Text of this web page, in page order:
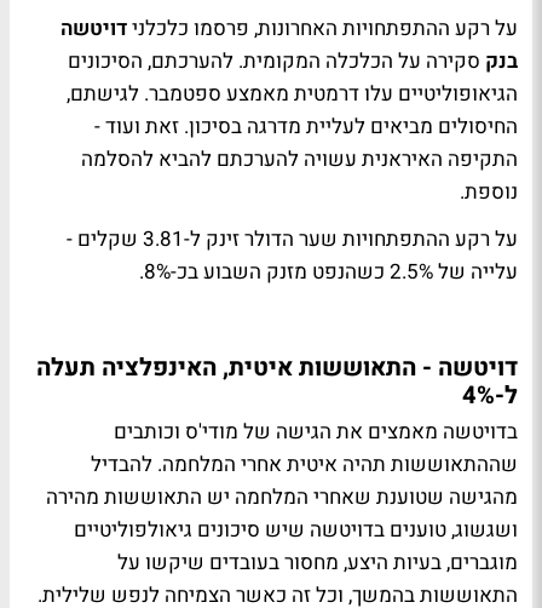
על רקע ההתפתחויות האחרונות, פרסמו כלכלנידויטשה
בנק סקירה על הכלכלה המקומית. להערכתם, הסיכונים
הגיאופוליטיים עלו דרמטית מאמצע ספטמבר. לגישתם,
החיסולים מביאים לעליית מדרגה בסיכון. זאת ועוד -
התקיפה האיראנית עשויה להערכתם להביא להסלמה
נוספת.
על רקע ההתפתחויות שער הדולר זינק ל-3.81 שקלים -
עלייה של 2.5% כשהנפט מזנק השבוע בכ-8%.
דויטשה - התאוששות איטית, האינפלציה תעלה
ל-4%
בדויטשה מאמצים את הגישה של מודי'ס וכותבים
שההתאוששות תהיה איטית אחרי המלחמה. להבדיל
מהגישה שטוענת שאחרי המלחמה יש התאוששות מהירה
ושגשוג, טוענים בדויטשה שיש סיכונים גיאולפוליטיים
מוגברים, בעיות היצע, מחסור בעובדים שיקשו על
התאוששות בהמשך, וכל זה כאשר הצמיחה לנפש שלילית.